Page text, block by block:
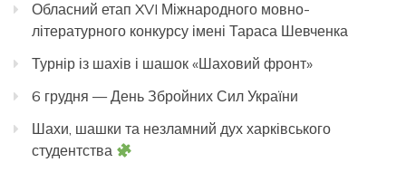
Обласний етап XVI Міжнародного мовно-
літературного конкурсу імені Тараса Шевченка
Турнір із шахів і шашок «Шаховий фронт»
6 грудня — День Збройних Сил України
Шахи, шашки та незламний дух харківського
студентства